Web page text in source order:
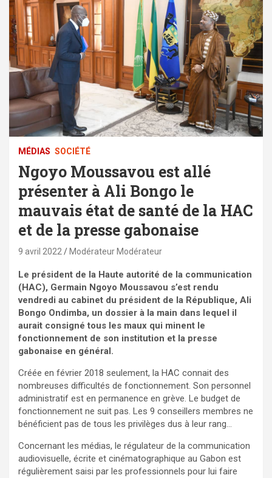
MÉDIAS SOCIÉTÉ
Ngoyo Moussavou est allé
présenter à Ali Bongo le
mauvais état de santé de la HAC
et de la presse gabonaise
9 avril 2022 Modérateur Modérateur
Le président de la Haute autorité de la communication
(HAC), Germain Ngoyo Moussavou s’est rendu
vendredi au cabinet du président de la République, Ali
Bongo Ondimba, un dossier à la main dans lequel il
aurait consigné tous les maux qui minent le
fonctionnement de son institution et la presse
gabonaise en général.
Créée en février 2018 seulement, la HAC connait des
nombreuses difficultés de fonctionnement. Son personnel
administratif est en permanence en grève. Le budget de
fonctionnement ne suit pas. Les 9 conseillers membres ne
bénéficient pas de tous les privilèges dus à leur rang…
Concernant les médias, le régulateur de la communication
audiovisuelle, écrite et cinématographique au Gabon est
régulièrement saisi par les professionnels pour lui faire